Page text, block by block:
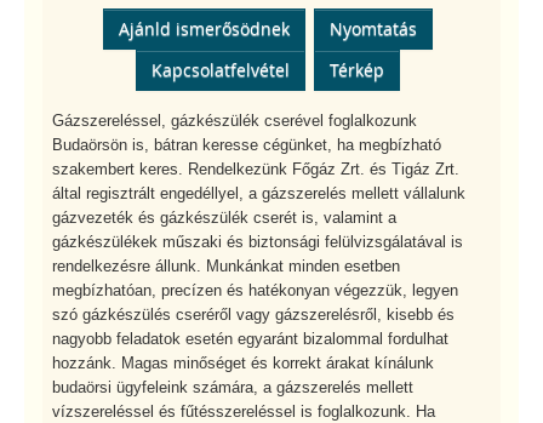
Ajánld ismerősödnek
Nyomtatás
Kapcsolatfelvétel
Térkép
Gázszereléssel, gázkészülék cserével foglalkozunk
Budaörsön is, bátran keresse cégünket, ha megbízható
szakembert keres. Rendelkezünk Főgáz Zrt. és Tigáz Zrt.
által regisztrált engedéllyel, a gázszerelés mellett vállalunk
gázvezeték és gázkészülék cserét is, valamint a
gázkészülékek műszaki és biztonsági felülvizsgálatával is
rendelkezésre állunk. Munkánkat minden esetben
megbízhatóan, precízen és hatékonyan végezzük, legyen
szó gázkészülés cseréről vagy gázszerelésről, kisebb és
nagyobb feladatok esetén egyaránt bizalommal fordulhat
hozzánk. Magas minőséget és korrekt árakat kínálunk
budaörsi ügyfeleink számára, a gázszerelés mellett
vízszereléssel és fűtésszereléssel is foglalkozunk. Ha